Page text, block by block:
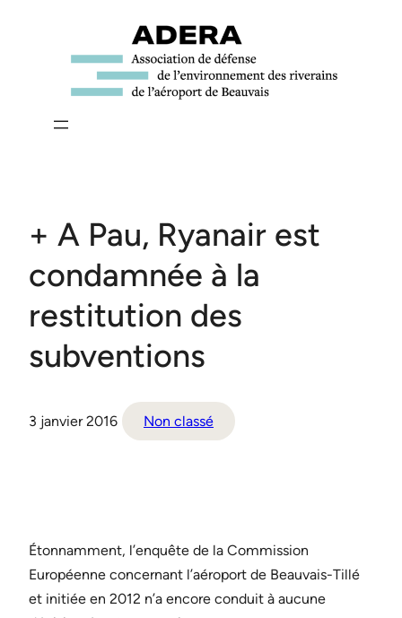
+ A Pau, Ryanair est
condamnée à la
restitution des
subventions
3 janvier 2016 Non classé
Étonnamment, l’enquête de la Commission
Européenne concernant l’aéroport de Beauvais-Tillé
et initiée en 2012 n’a encore conduit à aucune